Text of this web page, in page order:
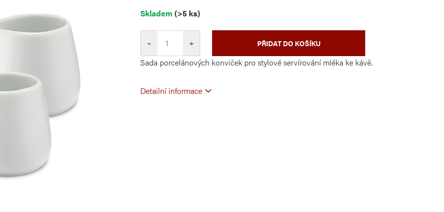
cena:
Skladem (>5 ks)
+
− PŘIDAT DO KOŠÍKU
Sada porcelánových konviček pro stylové servírování mléka ke kávě.
Detailní informace